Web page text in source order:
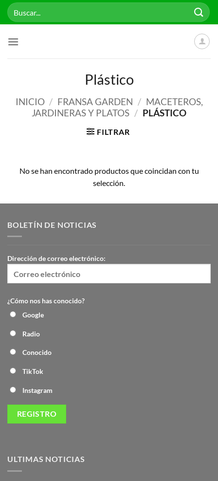
Saltar
Buscar
por:
Plástico
INICIO / FRANSA GARDEN / MACETEROS,
JARDINERAS Y PLATOS / PLÁSTICO
FILTRAR
No se han encontrado productos que coincidan con tu
selección.
BOLETÍN DE NOTICIAS
Dirección de correo electrónico:
¿Cómo nos has conocido?
Google
Radio
Conocido
TikTok
Instagram
ULTIMAS NOTICIAS